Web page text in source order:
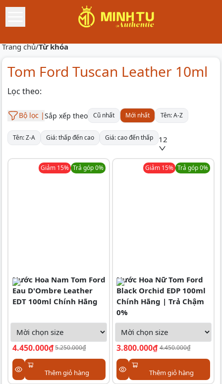
Trang chủ/Từ khóa
Tom Ford Tuscan Leather 10ml
Lọc theo:
Bộ lọc |Sắp xếp theo Cũ nhất Mới nhất Tên: A-Z
Tên: Z-A Giá: thấp đến cao Giá: cao đến thấp 12
Giảm 15% Trả góp 0%
Nước Hoa Nam Tom Ford
Eau D'Ombre Leather
EDT 100ml Chính Hãng
4.450.000₫ 5.250.000₫
Thêm giỏ hàng
Giảm 15% Trả góp 0%
Nước Hoa Nữ Tom Ford
Black Orchid EDP 100ml
Chính Hãng | Trả Chậm
0%
3.800.000₫ 4.450.000₫
Thêm giỏ hàng